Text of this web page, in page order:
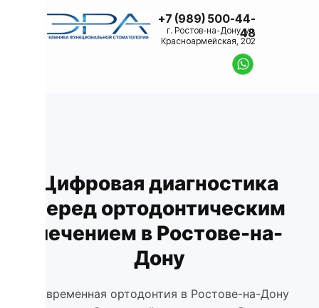
+7 (989) 500-44-
48
г. Ростов-на-Дону, ул.
Красноармейская, 202
Цифровая диагностика
перед ортодонтическим
лечением в Ростове-на-
Дону
Современная ортодонтия в Ростове-на-Дону